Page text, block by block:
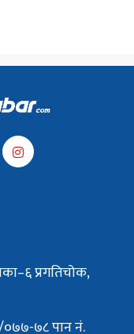
प्रगतिचोक,
०७७-७८ पान नं.